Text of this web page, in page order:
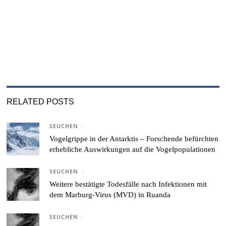
RELATED POSTS
SEUCHEN /
Vogelgrippe in der Antarktis – Forschende befürchten
erhebliche Auswirkungen auf die Vogelpopulationen
SEUCHEN /
Weitere bestätigte Todesfälle nach Infektionen mit
dem Marburg-Virus (MVD) in Ruanda
SEUCHEN /